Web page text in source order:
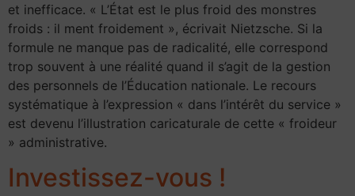
et inefficace. « L’État est le plus froid des monstres
froids : il ment froidement », écrivait Nietzsche. Si la
formule ne manque pas de radicalité, elle correspond
trop souvent à une réalité quand il s’agit de la gestion
des personnels de l’Éducation nationale. Le recours
systématique à l’expression « dans l’intérêt du service »
est devenu l’illustration caricaturale de cette « froideur
» administrative.
Investissez-vous !